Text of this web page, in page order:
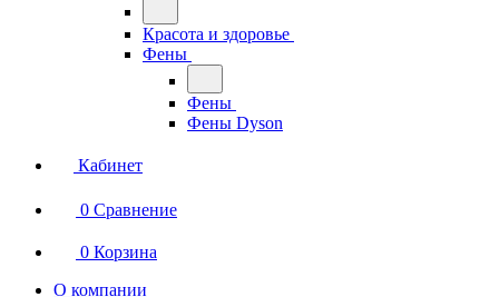
Красота и здоровье
Фены
Фены
Фены Dyson
Кабинет
0 Сравнение
0 Корзина
О компании